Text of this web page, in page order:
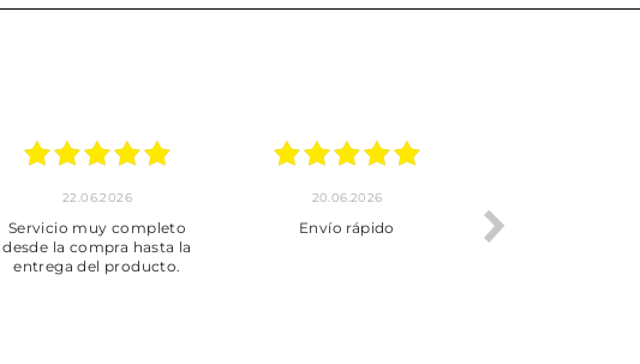
22.06.2026
Servicio muy completo
desde la compra hasta la
entrega del producto.
20.06.2026
Envío rápido